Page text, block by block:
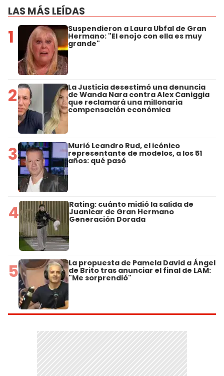
LAS MÁS LEÍDAS
1 Suspendieron a Laura Ubfal de Gran
Hermano: "El enojo con ella es muy
grande"
2 La Justicia desestimó una denuncia
de Wanda Nara contra Alex Caniggia
que reclamará una millonaria
compensación económica
3 Murió Leandro Rud, el icónico
representante de modelos, a los 51
años: qué pasó
4 Rating: cuánto midió la salida de
Juanicar de Gran Hermano
Generación Dorada
5 La propuesta de Pamela David a Ángel
de Brito tras anunciar el final de LAM:
"Me sorprendió"